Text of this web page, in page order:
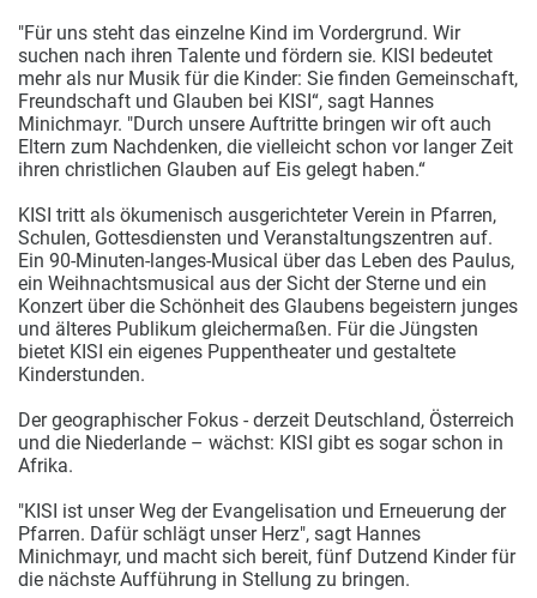
"Für uns steht das einzelne Kind im Vordergrund. Wir
suchen nach ihren Talente und fördern sie. KISI bedeutet
mehr als nur Musik für die Kinder: Sie finden Gemeinschaft,
Freundschaft und Glauben bei KISI“, sagt Hannes
Minichmayr. "Durch unsere Auftritte bringen wir oft auch
Eltern zum Nachdenken, die vielleicht schon vor langer Zeit
ihren christlichen Glauben auf Eis gelegt haben.“
KISI tritt als ökumenisch ausgerichteter Verein in Pfarren,
Schulen, Gottesdiensten und Veranstaltungszentren auf.
Ein 90-Minuten-langes-Musical über das Leben des Paulus,
ein Weihnachtsmusical aus der Sicht der Sterne und ein
Konzert über die Schönheit des Glaubens begeistern junges
und älteres Publikum gleichermaßen. Für die Jüngsten
bietet KISI ein eigenes Puppentheater und gestaltete
Kinderstunden.
Der geographischer Fokus - derzeit Deutschland, Österreich
und die Niederlande – wächst: KISI gibt es sogar schon in
Afrika.
"KISI ist unser Weg der Evangelisation und Erneuerung der
Pfarren. Dafür schlägt unser Herz", sagt Hannes
Minichmayr, und macht sich bereit, fünf Dutzend Kinder für
die nächste Aufführung in Stellung zu bringen.